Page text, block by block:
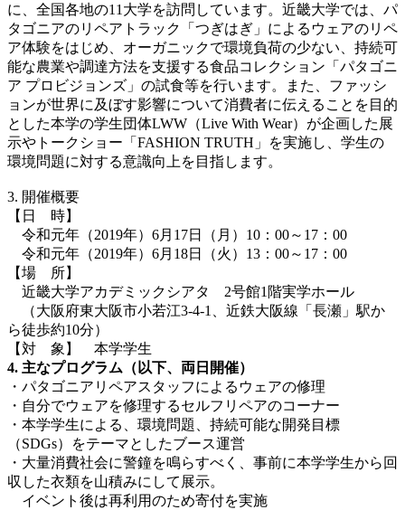
に、全国各地の11大学を訪問しています。近畿大学では、パ
タゴニアのリペアトラック「つぎはぎ」によるウェアのリペ
ア体験をはじめ、オーガニックで環境負荷の少ない、持続可
能な農業や調達方法を支援する食品コレクション「パタゴニ
ア プロビジョンズ」の試食等を行います。また、ファッシ
ョンが世界に及ぼす影響について消費者に伝えることを目的
とした本学の学生団体LWW（Live With Wear）が企画した展
示やトークショー「FASHION TRUTH」を実施し、学生の
環境問題に対する意識向上を目指します。
3. 開催概要
【日 時】
令和元年（2019年）6月17日（月）10：00～17：00
令和元年（2019年）6月18日（火）13：00～17：00
【場 所】
近畿大学アカデミックシアタ 2号館1階実学ホール
（大阪府東大阪市小若江3-4-1、近鉄大阪線「長瀬」駅か
ら徒歩約10分）
【対 象】 本学学生
4. 主なプログラム（以下、両日開催）
・パタゴニアリペアスタッフによるウェアの修理
・自分でウェアを修理するセルフリペアのコーナー
・本学学生による、環境問題、持続可能な開発目標
（SDGs）をテーマとしたブース運営
・大量消費社会に警鐘を鳴らすべく、事前に本学学生から回
収した衣類を山積みにして展示。
イベント後は再利用のため寄付を実施